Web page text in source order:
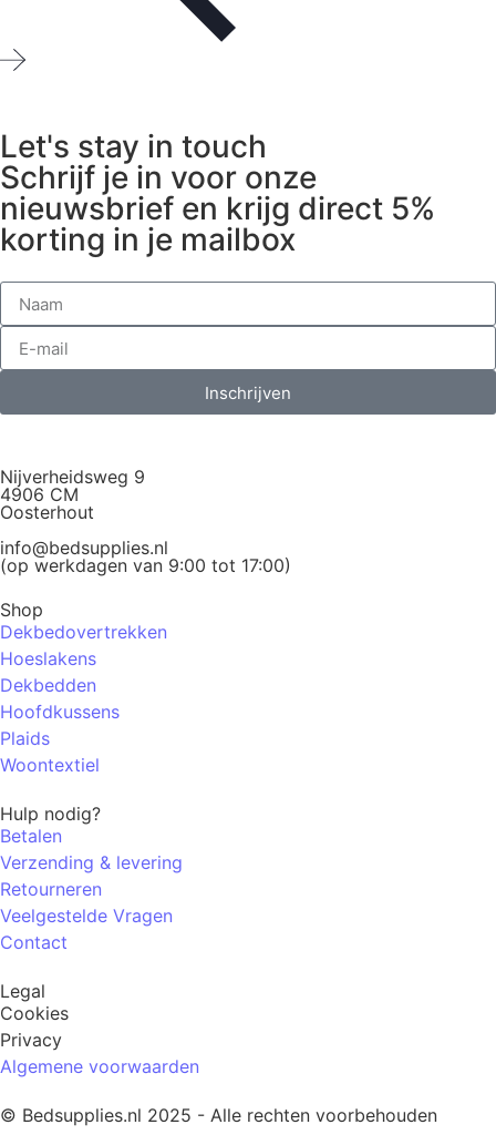
Let's stay in touch
Schrijf je in voor onze
nieuwsbrief en krijg direct 5%
korting in je mailbox
Inschrijven
Nijverheidsweg 9
4906 CM
Oosterhout
info@bedsupplies.nl
(op werkdagen van 9:00 tot 17:00)
Shop
Dekbedovertrekken
Hoeslakens
Dekbedden
Hoofdkussens
Plaids
Woontextiel
Hulp nodig?
Betalen
Verzending & levering
Retourneren
Veelgestelde Vragen
Contact
Legal
Cookies
Privacy
Algemene voorwaarden
© Bedsupplies.nl 2025 - Alle rechten voorbehouden